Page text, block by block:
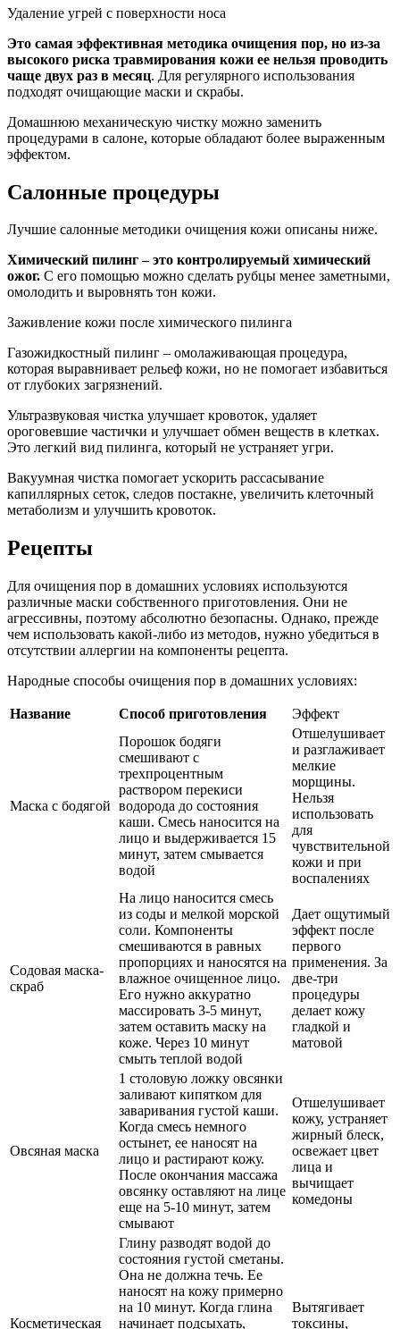
Удаление угрей с поверхности носа
Это самая эффективная методика очищения пор, но из-за
высокого риска травмирования кожи ее нельзя проводить
чаще двух раз в месяц. Для регулярного использования
подходят очищающие маски и скрабы.
Домашнюю механическую чистку можно заменить
процедурами в салоне, которые обладают более выраженным
эффектом.
Салонные процедуры
Лучшие салонные методики очищения кожи описаны ниже.
Химический пилинг – это контролируемый химический
ожог. С его помощью можно сделать рубцы менее заметными,
омолодить и выровнять тон кожи.
Заживление кожи после химического пилинга
Газожидкостный пилинг – омолаживающая процедура,
которая выравнивает рельеф кожи, но не помогает избавиться
от глубоких загрязнений.
Ультразвуковая чистка улучшает кровоток, удаляет
ороговевшие частички и улучшает обмен веществ в клетках.
Это легкий вид пилинга, который не устраняет угри.
Вакуумная чистка помогает ускорить рассасывание
капиллярных сеток, следов постакне, увеличить клеточный
метаболизм и улучшить кровоток.
Рецепты
Для очищения пор в домашних условиях используются
различные маски собственного приготовления. Они не
агрессивны, поэтому абсолютно безопасны. Однако, прежде
чем использовать какой-либо из методов, нужно убедиться в
отсутствии аллергии на компоненты рецепта.
Народные способы очищения пор в домашних условиях:
Название Способ приготовления Эффект
Маска с бодягой
Порошок бодяги
смешивают с
трехпроцентным
раствором перекиси
водорода до состояния
каши. Смесь наносится на
лицо и выдерживается 15
минут, затем смывается
водой
Отшелушивает
и разглаживает
мелкие
морщины.
Нельзя
использовать
для
чувствительной
кожи и при
воспалениях
Содовая маска-
скраб
На лицо наносится смесь
из соды и мелкой морской
соли. Компоненты
смешиваются в равных
пропорциях и наносятся на
влажное очищенное лицо.
Его нужно аккуратно
массировать 3-5 минут,
затем оставить маску на
коже. Через 10 минут
смыть теплой водой
Дает ощутимый
эффект после
первого
применения. За
две-три
процедуры
делает кожу
гладкой и
матовой
Овсяная маска
1 столовую ложку овсянки
заливают кипятком для
заваривания густой каши.
Когда смесь немного
остынет, ее наносят на
лицо и растирают кожу.
После окончания массажа
овсянку оставляют на лице
еще на 5-10 минут, затем
смывают
Отшелушивает
кожу, устраняет
жирный блеск,
освежает цвет
лица и
вычищает
комедоны
Косметическая
Глину разводят водой до
состояния густой сметаны.
Она не должна течь. Ее
наносят на кожу примерно
на 10 минут. Когда глина
начинает подсыхать,
Вытягивает
токсины,